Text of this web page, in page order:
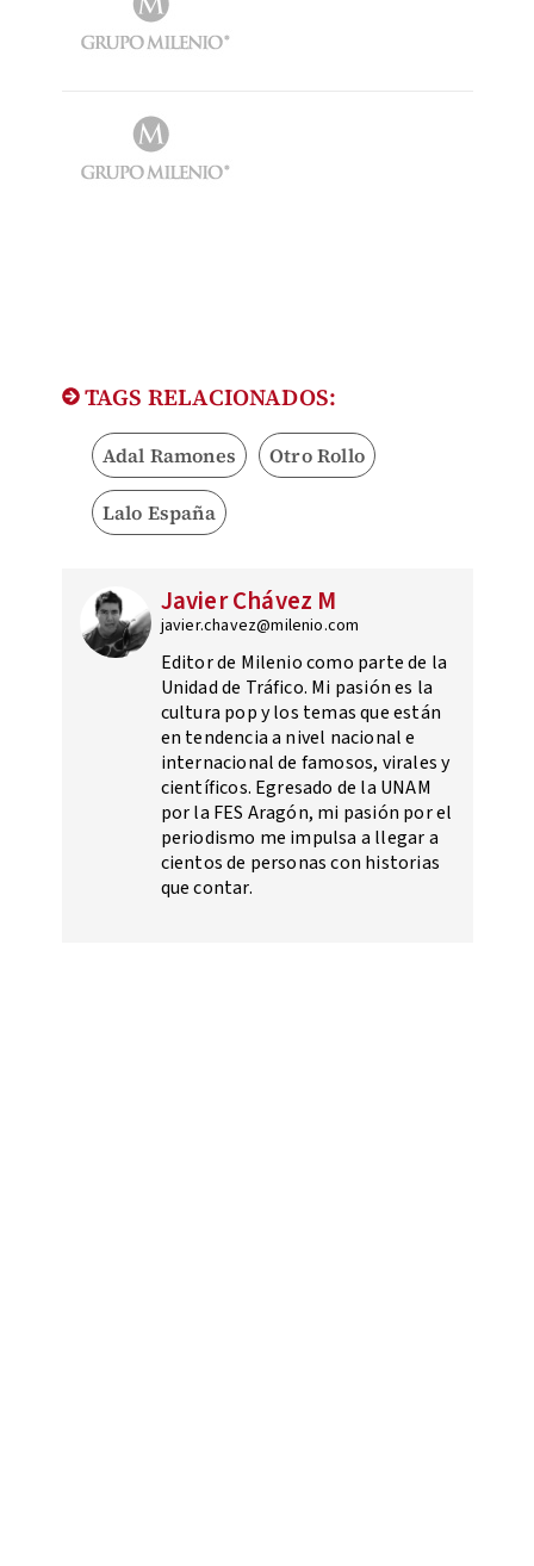
TAGS RELACIONADOS:
Adal Ramones Otro Rollo
Lalo España
Javier Chávez M
javier.chavez@milenio.com
Editor de Milenio como parte de la
Unidad de Tráfico. Mi pasión es la
cultura pop y los temas que están
en tendencia a nivel nacional e
internacional de famosos, virales y
científicos. Egresado de la UNAM
por la FES Aragón, mi pasión por el
periodismo me impulsa a llegar a
cientos de personas con historias
que contar.